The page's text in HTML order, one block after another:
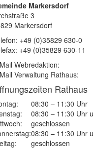
Markersdorf
3
Markersdorf
+49 (0)35829 630-0
+49 (0)35829 630-11
Webredaktion:
Verwaltung Rathaus:
Rathaus
08:30 – 11:30 Uhr
08:30 – 11:30 Uhr
geschlossen
08:30 – 11:30 Uhr
geschlossen